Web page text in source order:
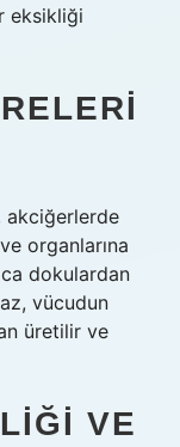
eksikliği
akciğerlerde
organlarına
dokulardan
vücudun
üretilir ve
VE